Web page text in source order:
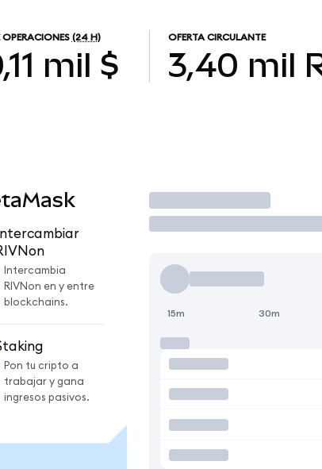
(24 H)
mil $
OFERTA CIRCULANTE
3,40 mil
Intercambia
RIVNon en y entre
blockchains.
Pon tu cripto a
trabajar y gana
ingresos pasivos.
Operar
15m 30m